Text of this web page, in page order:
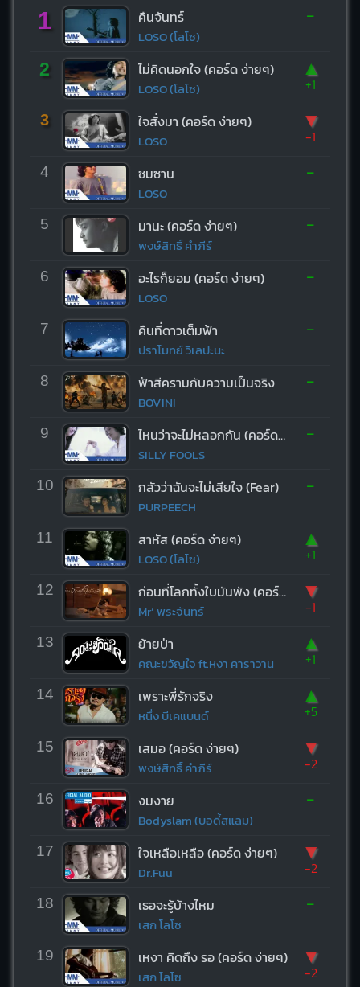
1 คืนจันทร์
LOSO (โลโซ)
-
2 ไม่คิดนอกใจ (คอร์ด ง่ายๆ)
LOSO (โลโซ)
▲
+1
3 ใจสั่งมา (คอร์ด ง่ายๆ)
LOSO
▼
-1
4 ซมซาน
LOSO
-
5 มานะ (คอร์ด ง่ายๆ)
พงษ์สิทธิ์ คำภีร์
-
6 อะไรก็ยอม (คอร์ด ง่ายๆ)
LOSO
-
7 คืนที่ดาวเต็มฟ้า
ปราโมทย์ วิเลปะนะ
-
8 ฟ้าสีครามกับความเป็นจริง
BOVINI
-
9 ไหนว่าจะไม่หลอกกัน (คอร์ด ง่ายๆ)
SILLY FOOLS
-
10 กลัวว่าฉันจะไม่เสียใจ (Fear)
PURPEECH
-
11 สาหัส (คอร์ด ง่ายๆ)
LOSO (โลโซ)
▲
+1
12 ก่อนที่โลกทั้งใบมันพัง (คอร์ด ง่ายๆ)
Mr’ พระจันทร์
▼
-1
13 ย้ายป่า
คณะขวัญใจ ft.หงา คาราวาน
▲
+1
14 เพราะพี่รักจริง
หนึ่ง บีเคแบนด์
▲
+5
15 เสมอ (คอร์ด ง่ายๆ)
พงษ์สิทธิ์ คำภีร์
▼
-2
16 งมงาย
Bodyslam (บอดี้สแลม)
-
17 ใจเหลือเหลือ (คอร์ด ง่ายๆ)
Dr.Fuu
▼
-2
18 เธอจะรู้บ้างไหม
เสก โลโซ
-
19 เหงา คิดถึง รอ (คอร์ด ง่ายๆ)
เสก โลโซ
▼
-2